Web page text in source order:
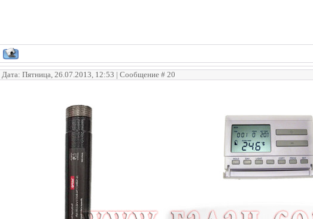
Дата: Пятница, 26.07.2013, 12:53 | Сообщение # 20